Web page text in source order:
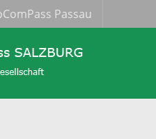
Passau